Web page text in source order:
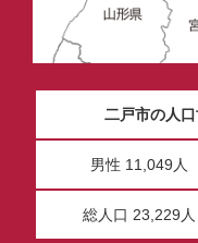
二戸市の人
男性 11,049人
総人口 23,229人